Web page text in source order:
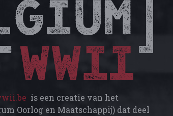
is een creatie van het
Oorlog en Maatschappij) dat deel